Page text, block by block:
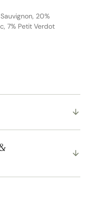
20%
7% Petit Verdot